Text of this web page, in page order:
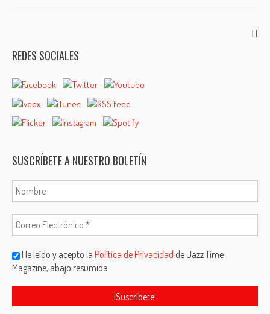
REDES SOCIALES
SUSCRÍBETE A NUESTRO BOLETÍN
He leído y acepto laPolítica de Privacidad de Jazz Time
Magazine, abajo resumida